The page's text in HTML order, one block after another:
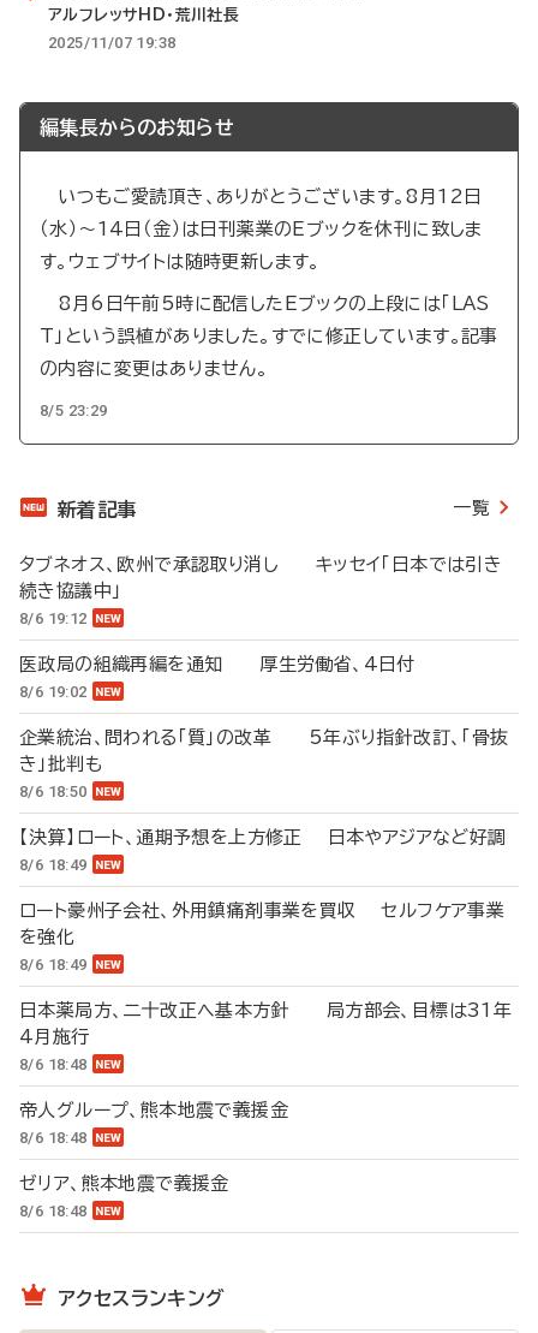
アルフレッサHD・荒川社長
2025/11/07 19:38
編集長からのお知らせ
いつもご愛読頂き、ありがとうございます。8月12日
（水）～14日（金）は日刊薬業のEブックを休刊に致しま
す。ウェブサイトは随時更新します。
8月6日午前5時に配信したEブックの上段には「LAS
T」という誤植がありました。すでに修正しています。記事
の内容に変更はありません。
8/5 23:29
新着記事 一覧
タブネオス、欧州で承認取り消し キッセイ「日本では引き
続き協議中」
8/6 19:12
医政局の組織再編を通知 厚生労働省、4日付
8/6 19:02
企業統治、問われる「質」の改革 5年ぶり指針改訂、「骨抜
き」批判も
8/6 18:50
【決算】ロート、通期予想を上方修正 日本やアジアなど好調
8/6 18:49
ロート豪州子会社、外用鎮痛剤事業を買収 セルフケア事業
を強化
8/6 18:49
日本薬局方、二十改正へ基本方針 局方部会、目標は31年
4月施行
8/6 18:48
帝人グループ、熊本地震で義援金
8/6 18:48
ゼリア、熊本地震で義援金
8/6 18:48
アクセスランキング